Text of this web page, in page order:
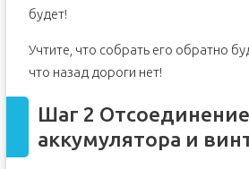
Шаг 14 Основная отделка
будет!
Учтите, что собрать его обратно
что назад дороги нет!
Шаг 2 Отсоединение
аккумулятора и